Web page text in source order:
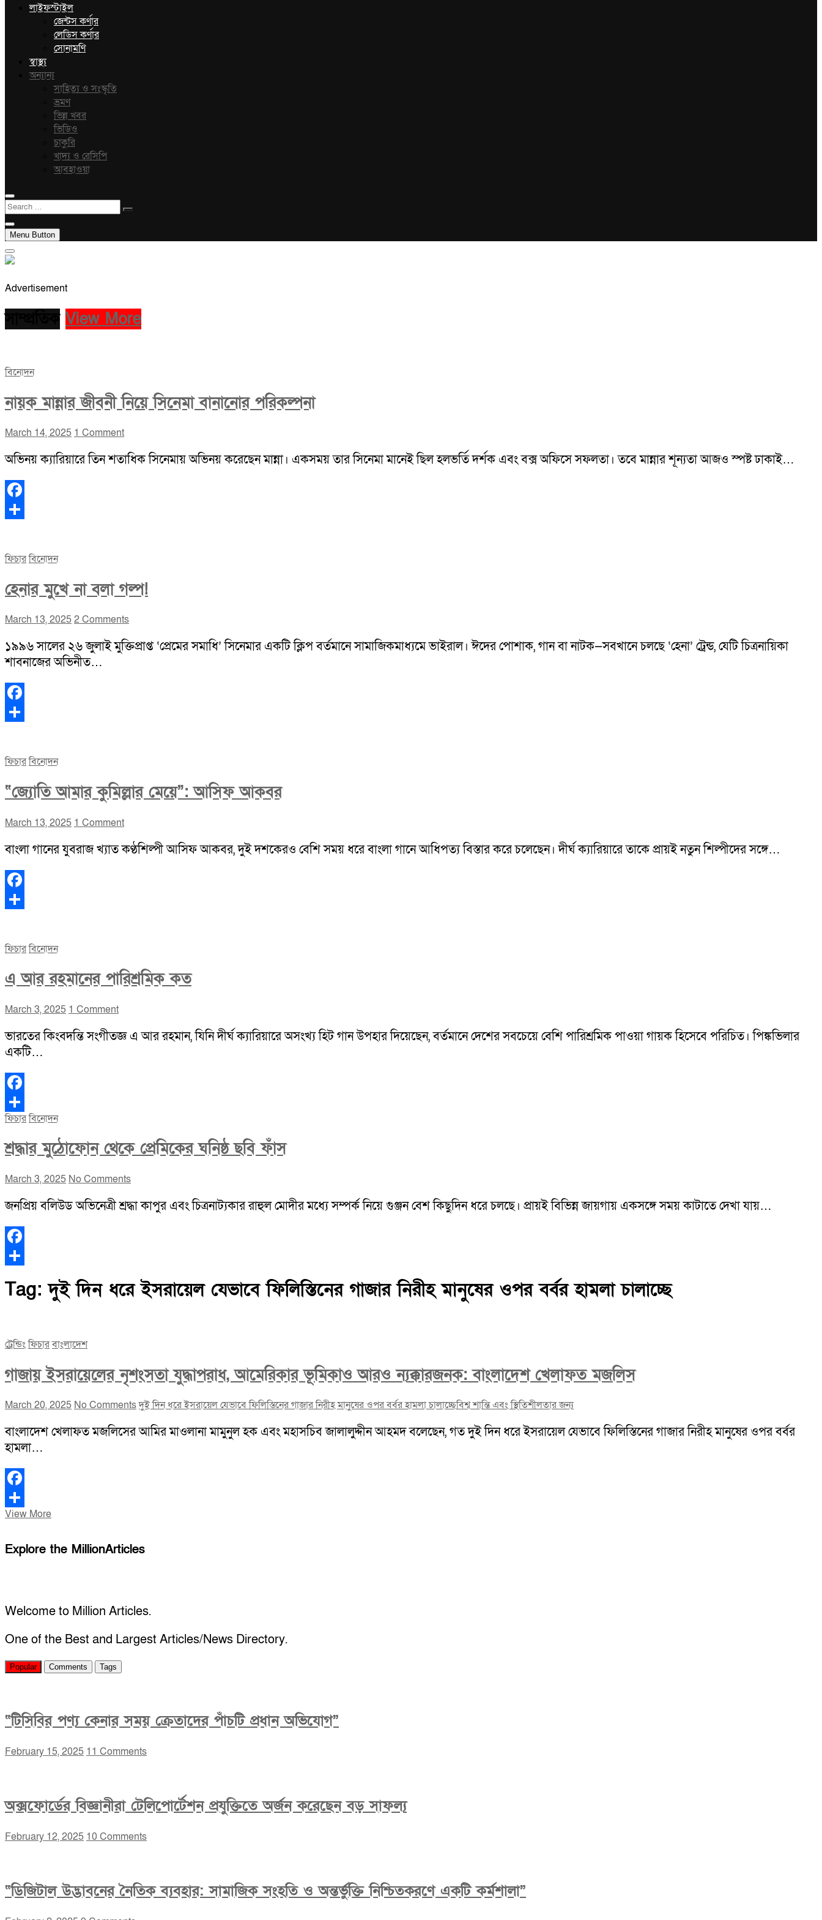
লাইফস্টাইল
জেন্টস কর্ণার
লেডিস কর্ণার
সোনামণি
স্বাস্থ্য
অন্যান্য
সাহিত্য ও সংস্কৃতি
ভ্রমণ
ভিন্ন খবর
ভিডিও
চাকুরি
খাদ্য ও রেসিপি
আবহাওয়া
Search
…
Menu Button
Advertisement
View More
বিনোদন
নায়ক মান্নার জীবনী নিয়ে সিনেমা বানানোর পরিকল্পনা
March 14, 2025 1 Comment
অভিনয় ক্যারিয়ারে তিন শতাধিক সিনেমায় অভিনয় করেছেন মান্না। একসময় তার সিনেমা মানেই ছিল হলভর্তি দর্শক এবং বক্স অফিসে সফলতা। তবে মান্নার শূন্যতা আজও স্পষ্ট ঢাকাই…
Facebook
ফিচারবিনোদন
হেনার মুখে না বলা গল্প!
March 13, 20252 Comments
১৯৯৬ সালের ২৬ জুলাই মুক্তিপ্রাপ্ত ‘প্রেমের সমাধি’ সিনেমার একটি ক্লিপ বর্তমানে সামাজিকমাধ্যমে ভাইরাল। ঈদের পোশাক, গান বা নাটক—সবখানে চলছে ‘হেনা’ ট্রেন্ড, যেটি চিত্রনায়িকা
শাবনাজের অভিনীত…
Facebook
ফিচারবিনোদন
“জ্যোতি আমার কুমিল্লার মেয়ে”: আসিফ আকবর
March 13, 2025 1 Comment
বাংলা গানের যুবরাজ খ্যাত কণ্ঠশিল্পী আসিফ আকবর, দুই দশকেরও বেশি সময় ধরে বাংলা গানে আধিপত্য বিস্তার করে চলেছেন। দীর্ঘ ক্যারিয়ারে তাকে প্রায়ই নতুন শিল্পীদের সঙ্গে…
Facebook
ফিচারবিনোদন
এ আর রহমানের পারিশ্রমিক কত
March 3, 2025 1 Comment
ভারতের কিংবদন্তি সংগীতজ্ঞ এ আর রহমান, যিনি দীর্ঘ ক্যারিয়ারে অসংখ্য হিট গান উপহার দিয়েছেন, বর্তমানে দেশের সবচেয়ে বেশি পারিশ্রমিক পাওয়া গায়ক হিসেবে পরিচিত। পিঙ্কভিলার
একটি…
Facebook
Share
ফিচারবিনোদন
শ্রদ্ধার মুঠোফোন থেকে প্রেমিকের ঘনিষ্ঠ ছবি ফাঁস
March 3, 2025 No Comments
জনপ্রিয় বলিউড অভিনেত্রী শ্রদ্ধা কাপুর এবং চিত্রনাট্যকার রাহুল মোদীর মধ্যে সম্পর্ক নিয়ে গুঞ্জন বেশ কিছুদিন ধরে চলছে। প্রায়ই বিভিন্ন জায়গায় একসঙ্গে সময় কাটাতে দেখা যায়…
Facebook
Tag:দুই দিন ধরে ইসরায়েল যেভাবে ফিলিস্তিনের গাজার নিরীহ মানুষের ওপর বর্বর হামলা চালাচ্ছে
ট্রেন্ডিংফিচারবাংলাদেশ
গাজায় ইসরায়েলের নৃশংসতা যুদ্ধাপরাধ, আমেরিকার ভূমিকাও আরও ন্যক্কারজনক: বাংলাদেশ খেলাফত মজলিস
March 20, 2025 No Commentsদুই দিন ধরে ইসরায়েল যেভাবে ফিলিস্তিনের গাজার নিরীহ মানুষের ওপর বর্বর হামলা চালাচ্ছেবিশ্ব শান্তি এবং স্থিতিশীলতার জন্য
বাংলাদেশ খেলাফত মজলিসের আমির মাওলানা মামুনুল হক এবং মহাসচিব জালালুদ্দীন আহমদ বলেছেন, গত দুই দিন ধরে ইসরায়েল যেভাবে ফিলিস্তিনের গাজার নিরীহ মানুষের ওপর বর্বর
হামলা…
Facebook
Share
View Moreগাজায়
যুদ্ধাপরাধ,
ন্যক্কারজনক:
খেলাফত
Explore the MillionArticles
Welcome to Million Articles.
One of the Best and Largest Articles/News Directory.
Popular Comments Tags
“টিসিবির পণ্য কেনার সময় ক্রেতাদের পাঁচটি প্রধান অভিযোগ”
February 15, 2025 11 Comments
অক্সফোর্ডের বিজ্ঞানীরা টেলিপোর্টেশন প্রযুক্তিতে অর্জন করেছেন বড় সাফল্য
February 12, 2025 10 Comments
“ডিজিটাল উদ্ভাবনের নৈতিক ব্যবহার: সামাজিক সংহতি ও অন্তর্ভুক্তি নিশ্চিতকরণে একটি কর্মশালা”